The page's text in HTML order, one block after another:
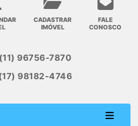
CADASTRAR
IMÓVEL
FALE
CONOSCO
(11) 96756-7870
98182-4746